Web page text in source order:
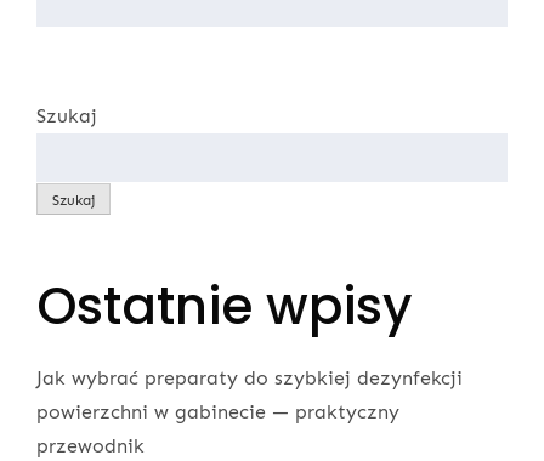
Szukaj
Szukaj
Ostatnie wpisy
Jak wybrać preparaty do szybkiej dezynfekcji
powierzchni w gabinecie — praktyczny
przewodnik